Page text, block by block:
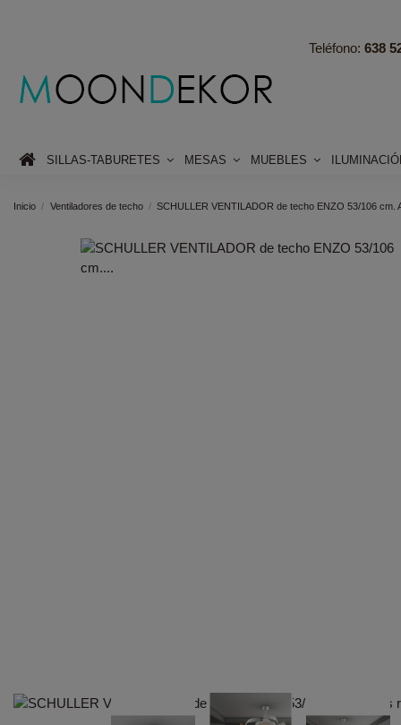
Teléfono: 638
SILLAS-TABURETES MESAS MUEBLES
Inicio Ventiladores de techo SCHULLER VENTILADOR de techo ENZO 53/106 cm.